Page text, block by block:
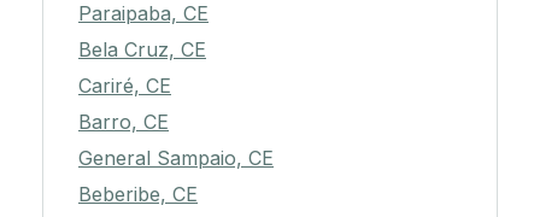
Paraipaba, CE
Bela Cruz, CE
Cariré, CE
Barro, CE
General Sampaio, CE
Beberibe, CE